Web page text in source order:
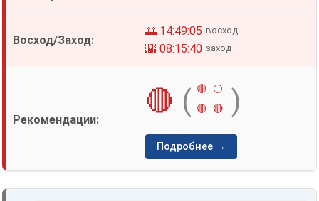
🌅 14:49:05 восход
🌇 08:15:40 заход
🔴 ( 🔴
⚪
🔴
🔴 )
Подробнее →